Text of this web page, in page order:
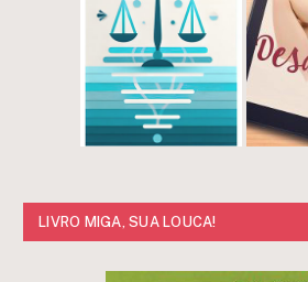
LIVRO MIGA, SUA LOUCA!